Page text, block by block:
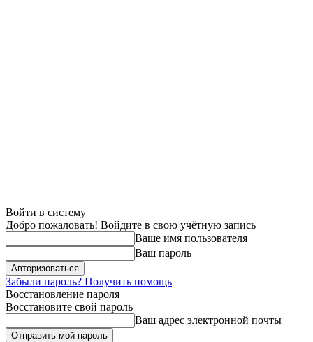
Войти в систему
Добро пожаловать! Войдите в свою учётную запись
Ваше имя пользователя
Ваш пароль
Забыли пароль? Получить помощь
Восстановление пароля
Восстановите свой пароль
Ваш адрес электронной почты